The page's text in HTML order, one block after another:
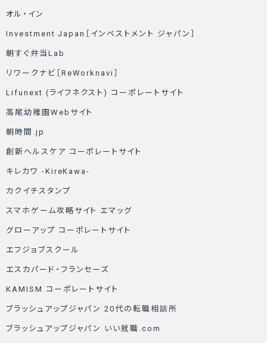
オル・イン
Investment Japan［インベストメント ジャパン］
朝すぐ弁当Lab
リワークナビ［ReWorknavi］
Lifunext (ライフネクスト) コーポレートサイト
高尾幼稚園Webサイト
朝時間.jp
創新ヘルスケア コーポレートサイト
キレカワ -KireKawa-
カクイチスタンプ
スマホゲーム攻略サイト エマッグ
グローアップ コーポレートサイト
エフジョブスクール
エスカパード・フランセーズ
KAMISM コーポレートサイト
ブラッシュアップジャパン 20代の転職相談所
ブラッシュアップジャパン いい就職.com